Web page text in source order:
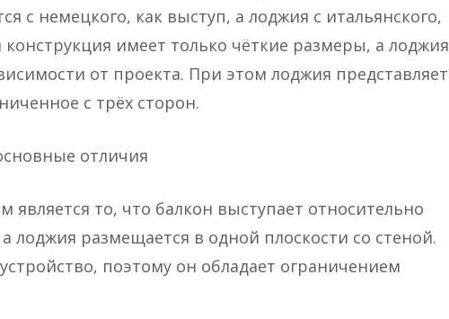
с немецкого, как выступ, а лоджия с итальянского,
имеет только чёткие размеры, а лоджия
от проекта. При этом лоджия представляет
с трёх сторон.
отличия
то, что балкон выступает относительно
лоджия размещается в одной плоскости со стеной.
поэтому он обладает ограничением